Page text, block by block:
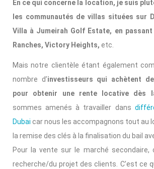
En ce qui concerne la location, je suis
les communautés de villas situées sur
Villa à Jumeirah Golf Estate, en
Ranches, Victory Heights, etc.
Mais notre clientèle étant également
nombre d’investisseurs qui achètent
pour obtenir une rente locative dès
sommes amenés à travailler dans
Dubai car nous les accompagnons tout au
la remise des clés à la finalisation du bail
Pour la vente sur le marché secondaire,
recherche/du projet des clients. C’est ce